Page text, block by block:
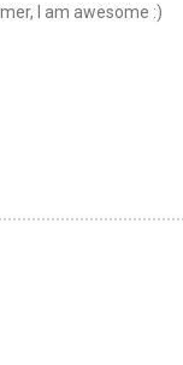
I am awesome :)